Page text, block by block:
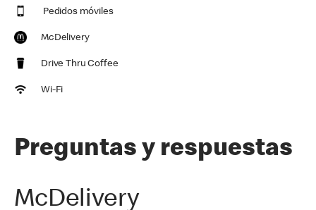
Pedidos móviles
McDelivery
Drive Thru Coffee
Wi-Fi
Preguntas y respuestas
McDelivery